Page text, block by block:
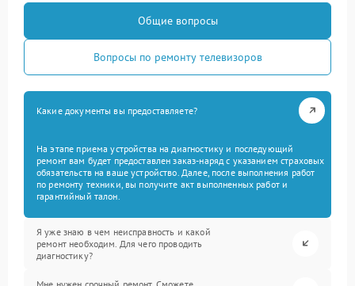
Общие вопросы
Вопросы по ремонту телевизоров
Какие документы вы предоставляете?
На этапе приема устройства на диагностику и последующий
ремонт вам будет предоставлен заказ-наряд с указанием страховых
обязательств на ваше устройство. Далее, после выполнения работ
по ремонту техники, вы получите акт выполненных работ и
гарантийный талон.
Я уже знаю в чем неисправность и какой
ремонт необходим. Для чего проводить
диагностику?